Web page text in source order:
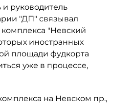
руководитель
"ДП" связывал
"Невский
иностранных
площади фудкорта
уже в процессе,
на Невском пр.,